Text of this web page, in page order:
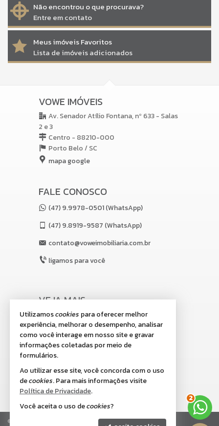
Não encontrou o que procurava?
Entre em contato
Meus imóveis Favoritos
Lista de imóveis adicionados
VOWE IMÓVEIS
Av. Senador Atílio Fontana, nº 633 - Salas
2 e 3
Centro - 88210-000
Porto Belo /SC
mapa google
FALE CONOSCO
(47) 9.9978-0501 (WhatsApp)
(47)9.8919-9587 (WhatsApp)
contato@voweimobiliaria.com.br
ligamos para você
VEJA MAIS
receba nosso newsletter
indicadores financeiros
cadastre seu imóvel
imóveis favoritos
mapa de imóveis
© Política de Privacidade
2
Utilizamoscookies para oferecer melhor
experiência, melhorar o desempenho, analisar
como você interage em nosso site e gravar
informações coletadas por meio de
formulários.
Ao utilizar esse site, você concorda com o uso
decookies. Para mais informações visite
Política de Privacidade.
Você aceita o uso decookies?